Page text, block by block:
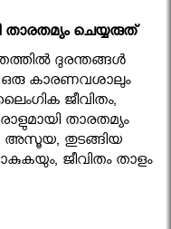
താരതമ്യം ചെയ്യരുത്
ദുരന്തങ്ങള്‍
ഒരു കാരണവശാലും
ജീവിതം,
താരതമ്യം
അസൂയ, തുടങ്ങിയ
ജീവിതം താളം